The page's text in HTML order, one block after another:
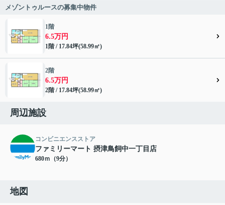
メゾントゥルースの募集中物件
1階
6.5万円
1階 / 17.84坪(58.99㎡)
2階
6.5万円
2階 / 17.84坪(58.99㎡)
周辺施設
コンビニエンスストア
ファミリーマート 摂津鳥飼中一丁目店
680ｍ（9分）
地図